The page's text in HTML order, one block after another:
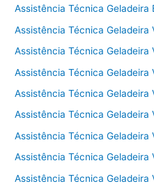
Assistência Técnica Geladeira
Assistência Técnica Geladeira
Assistência Técnica Geladeira
Assistência Técnica Geladeira
Assistência Técnica Geladeira
Assistência Técnica Geladeira
Assistência Técnica Geladeira
Assistência Técnica Geladeira
Assistência Técnica Geladeira